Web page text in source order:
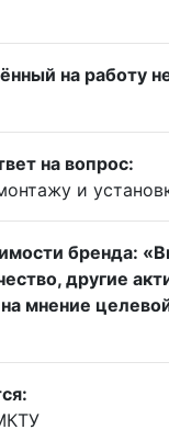
на работу
на вопрос:
и
бренда:
другие
мнение